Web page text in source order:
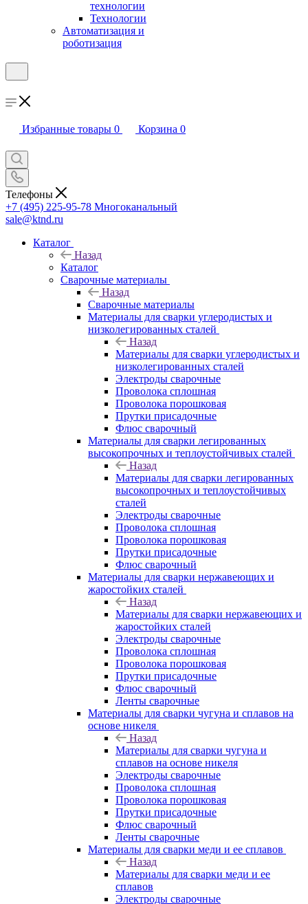
технологии
Технологии
Автоматизация и
роботизация
Избранные товары 0 Корзина 0
Телефоны
+7 (495) 225-95-78 Многоканальный
sale@ktnd.ru
Каталог
Назад
Каталог
Сварочные материалы
Назад
Сварочные материалы
Материалы для сварки углеродистых и
низколегированных сталей
Назад
Материалы для сварки углеродистых и
низколегированных сталей
Электроды сварочные
Проволока сплошная
Проволока порошковая
Прутки присадочные
Флюс сварочный
Материалы для сварки легированных
высокопрочных и теплоустойчивых сталей
Назад
Материалы для сварки легированных
высокопрочных и теплоустойчивых
сталей
Электроды сварочные
Проволока сплошная
Проволока порошковая
Прутки присадочные
Флюс сварочный
Материалы для сварки нержавеющих и
жаростойких сталей
Назад
Материалы для сварки нержавеющих и
жаростойких сталей
Электроды сварочные
Проволока сплошная
Проволока порошковая
Прутки присадочные
Флюс сварочный
Ленты сварочные
Материалы для сварки чугуна и сплавов на
основе никеля
Назад
Материалы для сварки чугуна и
сплавов на основе никеля
Электроды сварочные
Проволока сплошная
Проволока порошковая
Прутки присадочные
Флюс сварочный
Ленты сварочные
Материалы для сварки меди и ее сплавов
Назад
Материалы для сварки меди и ее
сплавов
Электроды сварочные